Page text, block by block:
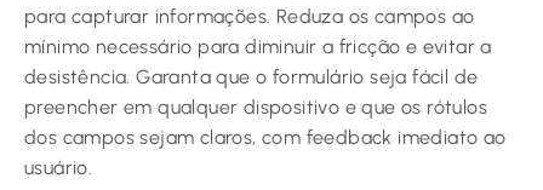
para capturar informações. Reduza os campos ao
mínimo necessário para diminuir a fricção e evitar a
desistência. Garanta que o formulário seja fácil de
preencher em qualquer dispositivo e que os rótulos
dos campos sejam claros, com feedback imediato ao
usuário.